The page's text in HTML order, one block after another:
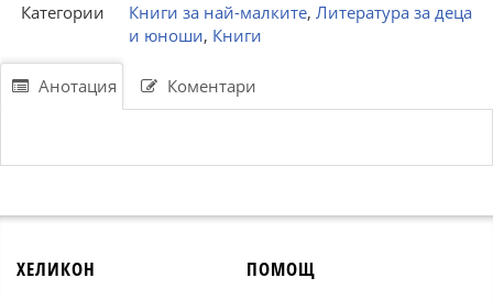
Категории
Книги за най-малките, Литература за деца
и юноши, Книги
Анотация Коментари
ХЕЛИКОН ПОМОЩ